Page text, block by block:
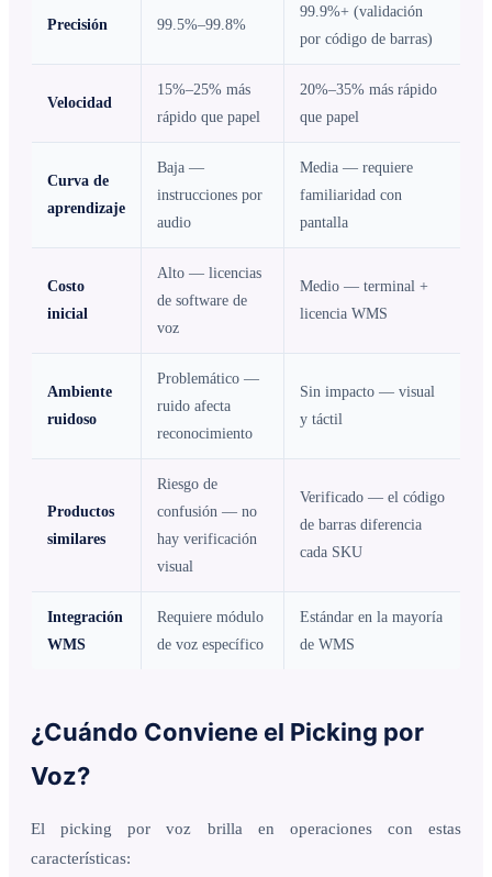
Precisión 99.5%–99.8%
99.9%+ (validación
por código de barras)
Velocidad
15%–25% más
rápido que papel
20%–35% más rápido
que papel
Curva de
aprendizaje
Baja —
instrucciones por
audio
Media — requiere
familiaridad con
pantalla
Costo
inicial
Alto — licencias
de software de
voz
Medio — terminal +
licencia WMS
Ambiente
ruidoso
Problemático —
ruido afecta
reconocimiento
Sin impacto — visual
y táctil
Productos
similares
Riesgo de
confusión — no
hay verificación
visual
Verificado — el código
de barras diferencia
cada SKU
Integración
WMS
Requiere módulo
de voz específico
Estándar en la mayoría
de WMS
¿Cuándo Conviene el Picking por
Voz?
El picking por voz brilla en operaciones con estas
características: